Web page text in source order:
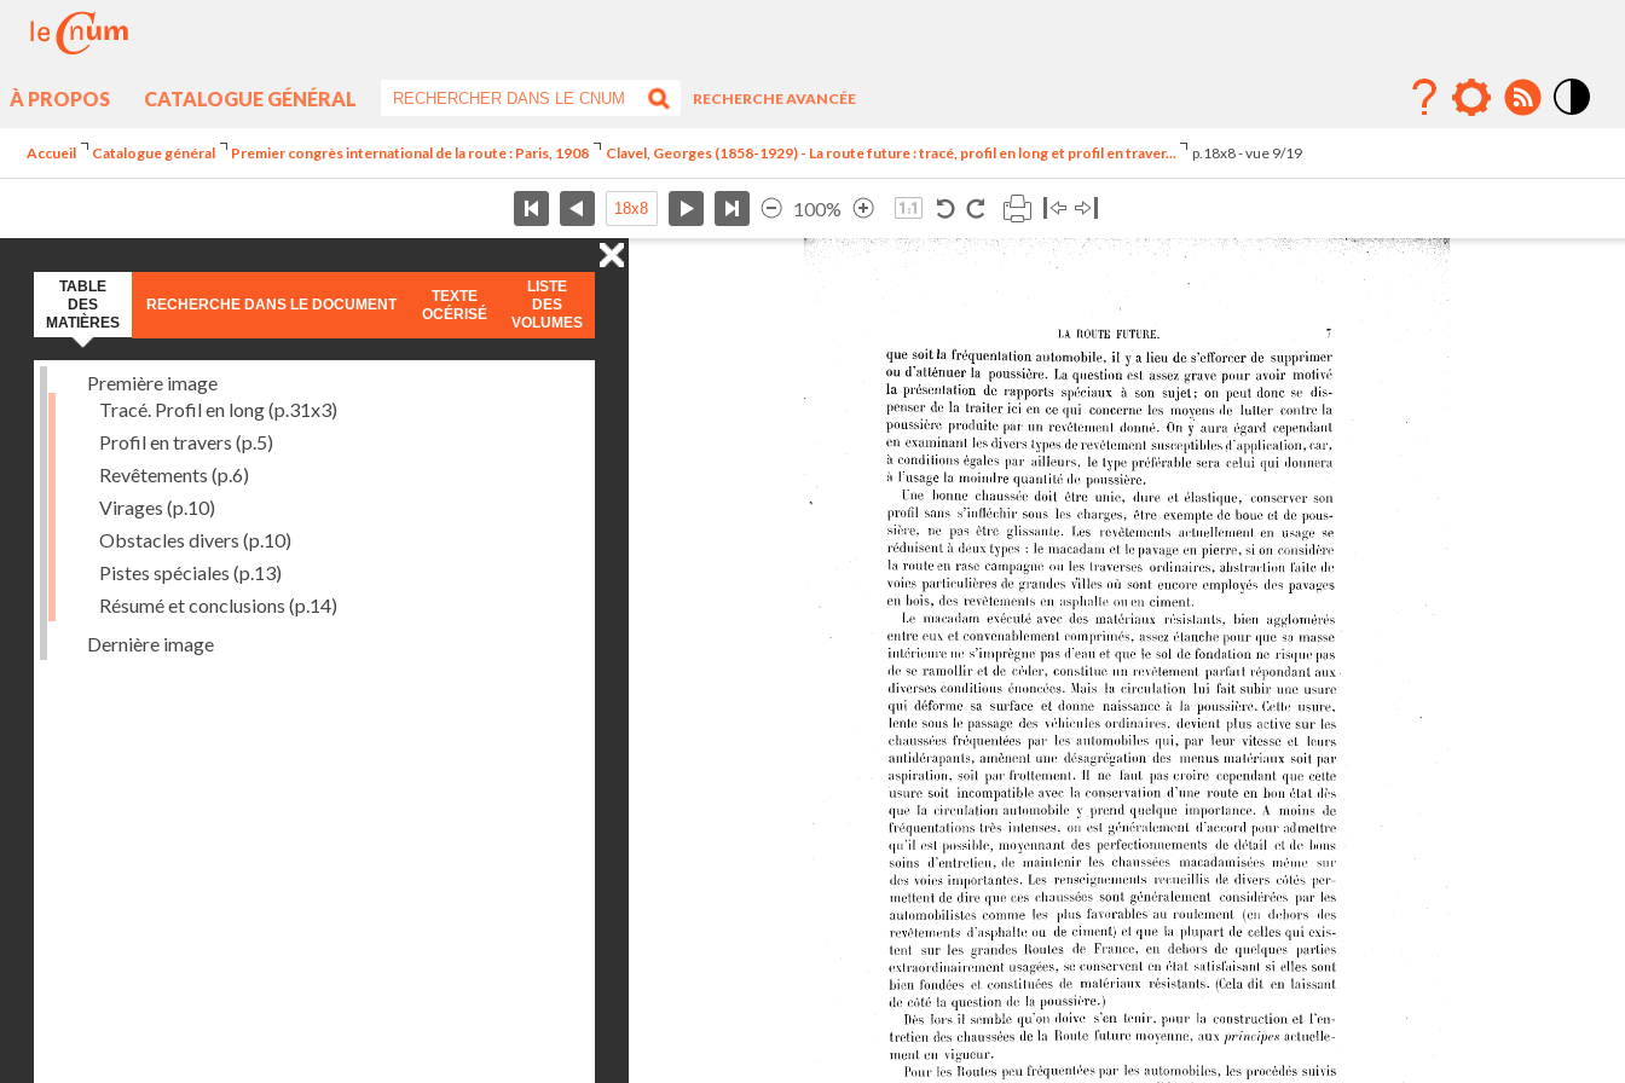
À PROPOS CATALOGUE GÉNÉRAL
RECHERCHE AVANCÉE
Accueil Catalogue général Premier congrès international de la route : Paris, 1908 Clavel, Georges (1858-1929) - La route future : tracé, profil en long et profil en traver... p.18x8 - vue 9/19
100%
TABLE
DES
MATIÈRES
RECHERCHE DANS LE DOCUMENT
TEXTE
OCÉRISÉ
LISTE
DES
VOLUMES
Première image
Tracé. Profil en long(p.31x3)
Profil en travers (p.5)
Revêtements (p.6)
Virages (p.10)
Obstacles divers (p.10)
Pistes spéciales (p.13)
Résumé et conclusions (p.14)
Dernière image